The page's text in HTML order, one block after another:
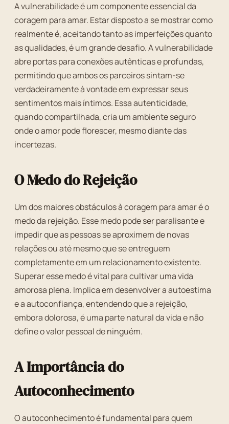
A vulnerabilidade é um componente essencial da
coragem para amar. Estar disposto a se mostrar como
realmente é, aceitando tanto as imperfeições quanto
as qualidades, é um grande desafio. A vulnerabilidade
abre portas para conexões autênticas e profundas,
permitindo que ambos os parceiros sintam-se
verdadeiramente à vontade em expressar seus
sentimentos mais íntimos. Essa autenticidade,
quando compartilhada, cria um ambiente seguro
onde o amor pode florescer, mesmo diante das
incertezas.
O Medo do Rejeição
Um dos maiores obstáculos à coragem para amar é o
medo da rejeição. Esse medo pode ser paralisante e
impedir que as pessoas se aproximem de novas
relações ou até mesmo que se entreguem
completamente em um relacionamento existente.
Superar esse medo é vital para cultivar uma vida
amorosa plena. Implica em desenvolver a autoestima
e a autoconfiança, entendendo que a rejeição,
embora dolorosa, é uma parte natural da vida e não
define o valor pessoal de ninguém.
A Importância do
Autoconhecimento
O autoconhecimento é fundamental para quem